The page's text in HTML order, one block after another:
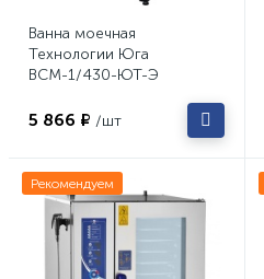
Ванна моечная
Технологии Юга
ВСМ-1/430-ЮТ-Э
5 866 ₽ /шт
Рекомендуем